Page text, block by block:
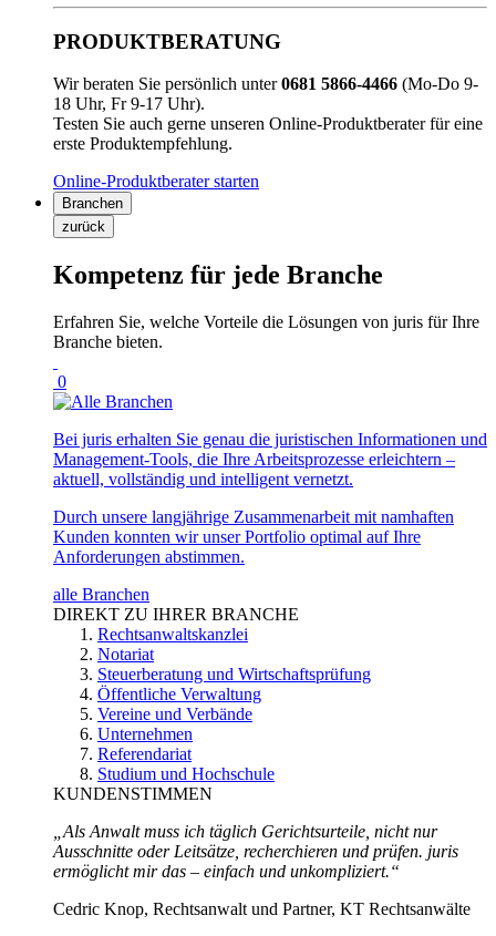
PRODUKTBERATUNG
Wir beraten Sie persönlich unter0681 5866-4466 (Mo-Do 9-
18 Uhr, Fr 9-17 Uhr).
Testen Sie auch gerne unseren Online-Produktberater für eine
erste Produktempfehlung.
Online-Produktberater starten
Branchen
zurück
Kompetenz für jede Branche
Erfahren Sie, welche Vorteile die Lösungen von juris für Ihre
Branche bieten.
0
Bei juris erhalten Sie genau die juristischen Informationen und
Management-Tools, die Ihre Arbeitsprozesse erleichtern –
aktuell, vollständig und intelligent vernetzt.
Durch unsere langjährige Zusammenarbeit mit namhaften
Kunden konnten wir unser Portfolio optimal auf Ihre
Anforderungen abstimmen.
alle Branchen
DIREKT ZU IHRER BRANCHE
Rechtsanwaltskanzlei
Notariat
Steuerberatung und Wirtschaftsprüfung
Öffentliche Verwaltung
Vereine und Verbände
Unternehmen
Referendariat
Studium und Hochschule
KUNDENSTIMMEN
„Als Anwalt muss ich täglich Gerichtsurteile, nicht nur
Ausschnitte oder Leitsätze, recherchieren und prüfen. juris
ermöglicht mir das – einfach und unkompliziert.“
Cedric Knop, Rechtsanwalt und Partner, KT Rechtsanwälte